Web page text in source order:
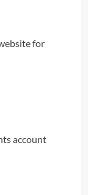
for
account